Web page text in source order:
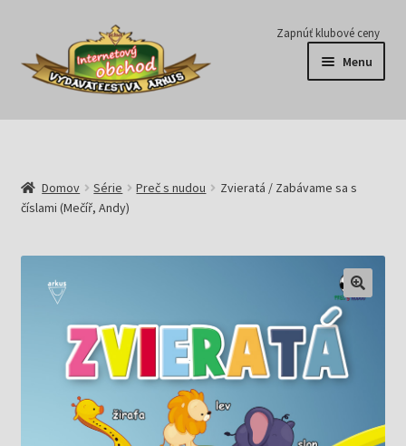
Preskočiť
navigáciu
Preskočiť
obsah
Zapnúť klubové ceny
Menu
Série
E-knihy
Predplatné
Pre školy
Knižný klub
Domov Série Preč s nudou
Zvieratá / Zabávame sa s
číslami (Mečíř, Andy)